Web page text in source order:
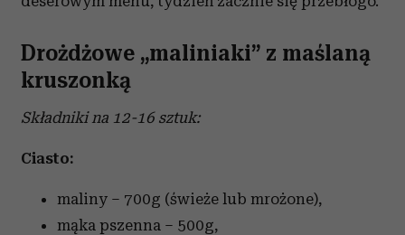
Drożdżowe „maliniaki” z maślaną
kruszonką
Składniki na 12-16 sztuk:
Ciasto:
maliny – 700g (świeże lub mrożone),
mąka pszenna – 500g,